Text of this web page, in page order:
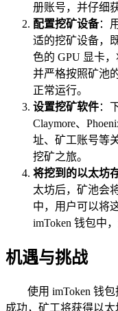
册账号，并仔细
配置挖矿设备：
适的挖矿设备，
色的 GPU 显卡
并严格按照矿池
正常运行。
设置挖矿软件：
Claymore、
址、矿工账号等
挖矿之旅。
将挖到的以太坊
太坊后，矿池会
中，用户可以将
imToken 钱包中
机遇与挑战
使用 imToken 钱
成功，矿工将获得以